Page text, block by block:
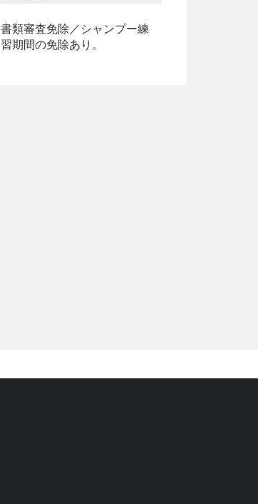
書類審査免除／シャンプー練
習期間の免除あり。